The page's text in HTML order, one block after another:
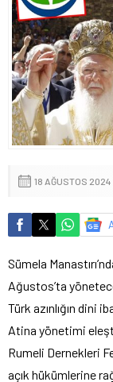
18 AĞUSTOS 2024
Sümela
Ağustos’ta
Türk azınlığın dini
Atina yönetimi
Rumeli Dernekleri
açık hükümlerine